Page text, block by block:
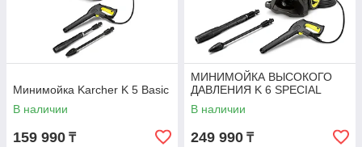
Минимойка Karcher K 5 Basic
В наличии
159 990 ₸
МИНИМОЙКА ВЫСОКОГО
ДАВЛЕНИЯ K 6 SPECIAL
В наличии
249 990 ₸